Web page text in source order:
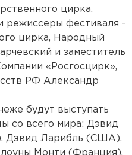
цирка.
режиссеры фестиваля -
цирка, Народный
и заместитель
«Росгосцирк»,
РФ Александр
будут выступать
со всего мира: Дэвид
Дэвид Ларибль (США),
Монти (Франция),